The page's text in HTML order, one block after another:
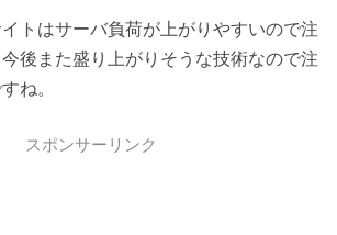
トはサーバ負荷が上がりやすいので注
後また盛り上がりそうな技術なので注
ね。
スポンサーリンク